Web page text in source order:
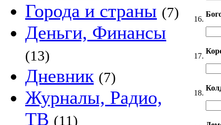
Города и страны (7)
Деньги, Финансы
(13)
Дневник (7)
Журналы, Радио,
ТВ (11)
16.
17.
18.